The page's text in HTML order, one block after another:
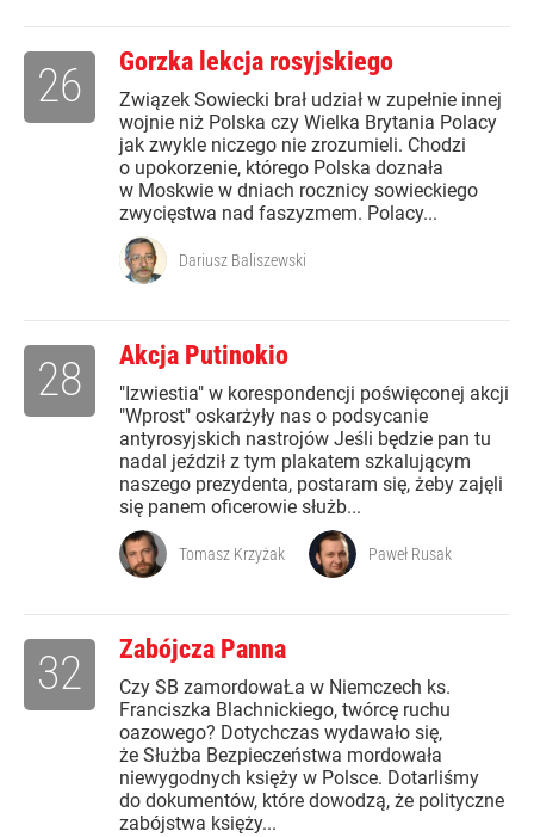
Gorzka lekcja rosyjskiego
Związek Sowiecki brał udział w zupełnie innej
wojnie niż Polska czy Wielka Brytania Polacy
jak zwykle niczego nie zrozumieli. Chodzi
o upokorzenie, którego Polska doznała
w Moskwie w dniach rocznicy sowieckiego
zwycięstwa nad faszyzmem. Polacy...
26
Dariusz Baliszewski
Akcja Putinokio
"Izwiestia" w korespondencji poświęconej akcji
"Wprost" oskarżyły nas o podsycanie
antyrosyjskich nastrojów Jeśli będzie pan tu
nadal jeździł z tym plakatem szkalującym
naszego prezydenta, postaram się, żeby zajęli
się panem oficerowie służb...
28
Tomasz Krzyżak Paweł Rusak
Zabójcza Panna
Czy SB zamordowaŁa w Niemczech ks.
Franciszka Blachnickiego, twórcę ruchu
oazowego? Dotychczas wydawało się,
że Służba Bezpieczeństwa mordowała
niewygodnych księży w Polsce. Dotarliśmy
do dokumentów, które dowodzą, że polityczne
zabójstwa księży...
32